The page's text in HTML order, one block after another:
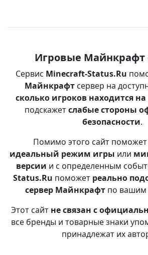
Игровые Майнкрафт
Сервис Minecraft-Status.Ru
Майнкрафтсервер на
сколько игроков находится на
подскажетслабые стороны
безопасности.
Помимо этого сайт
идеальный режим игры или
версии и с определенным
Status.Ru поможет реально
сервер Майнкрафт по вашим
Этот сайт не связан с
все бренды и товарные знаки
принадлежат их